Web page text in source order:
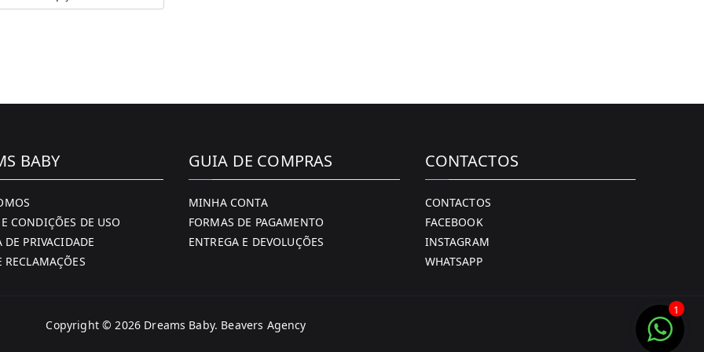
BABY
CONDIÇÕES DE USO
DE PRIVACIDADE
RECLAMAÇÕES
GUIA DE COMPRAS
MINHA CONTA
FORMAS DE PAGAMENTO
ENTREGA E DEVOLUÇÕES
CONTACTOS
CONTACTOS
FACEBOOK
INSTAGRAM
WHATSAPP
Copyright © 2026 Dreams Baby. Beavers Agency
1